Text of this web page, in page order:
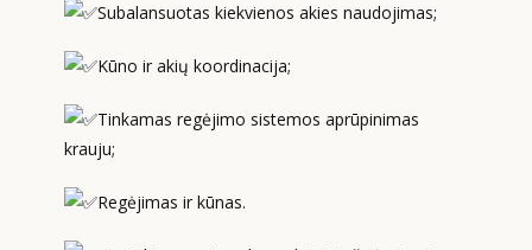
Subalansuotas kiekvienos akies naudojimas;
Kūno ir akių koordinacija;
Tinkamas regėjimo sistemos aprūpinimas
krauju;
Regėjimas ir kūnas.